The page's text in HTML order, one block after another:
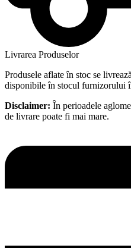
Livrarea Produselor
Produsele aflate în stoc se
disponibile în stocul furnizorului
Disclaimer: În perioadele
de livrare poate fi mai mare.